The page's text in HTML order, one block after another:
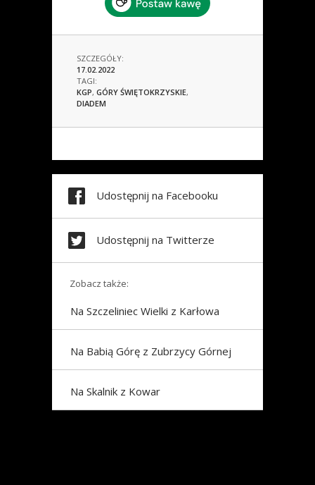
SZCZEGÓŁY:
17.02.2022
TAGI:
KGP, GÓRY ŚWIĘTOKRZYSKIE,
DIADEM
Udostępnij na Facebooku
Udostępnij na Twitterze
Zobacz także:
Na Szczeliniec Wielki z Karłowa
Na Babią Górę z Zubrzycy Górnej
Na Skalnik z Kowar